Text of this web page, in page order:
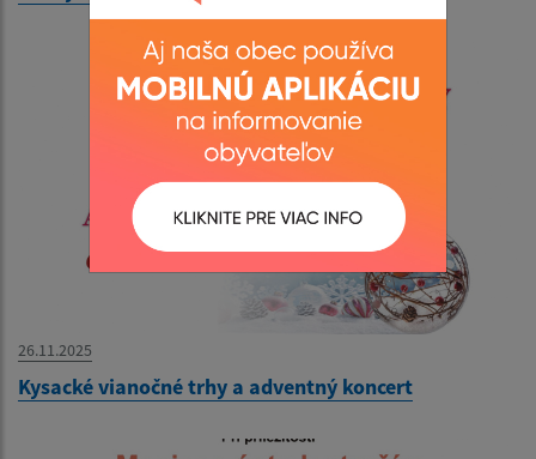
26.11.2025
Kysacké vianočné trhy a adventný koncert